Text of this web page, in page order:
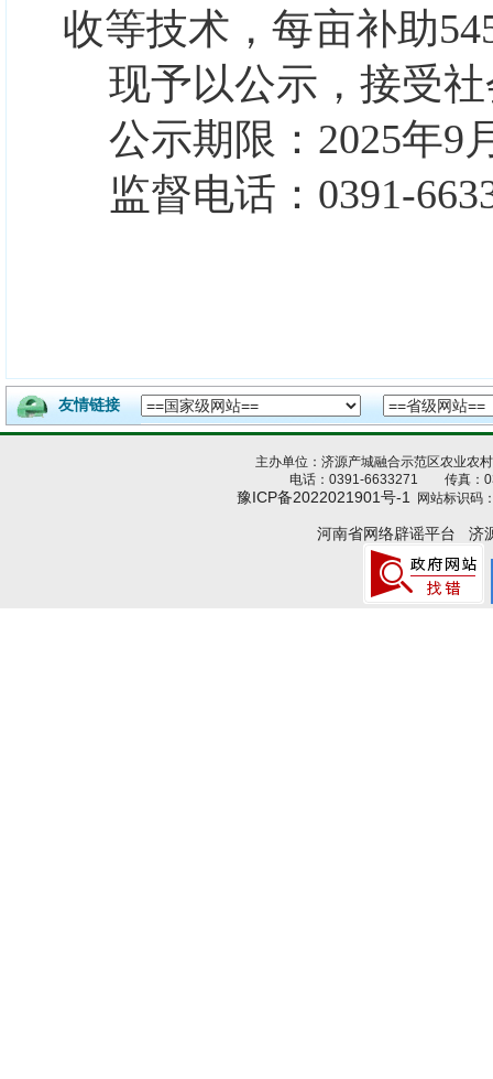
收等技术， 每亩补助
现予以公示，接受
公示期限： 2025年9
监督电话： 0391-
友情链接
主办单位：济源产城融合示范区农业
电话：0391-6633271 传真：
豫ICP备2022021901号-1 网站标识码
河南省网络辟谣平台 济